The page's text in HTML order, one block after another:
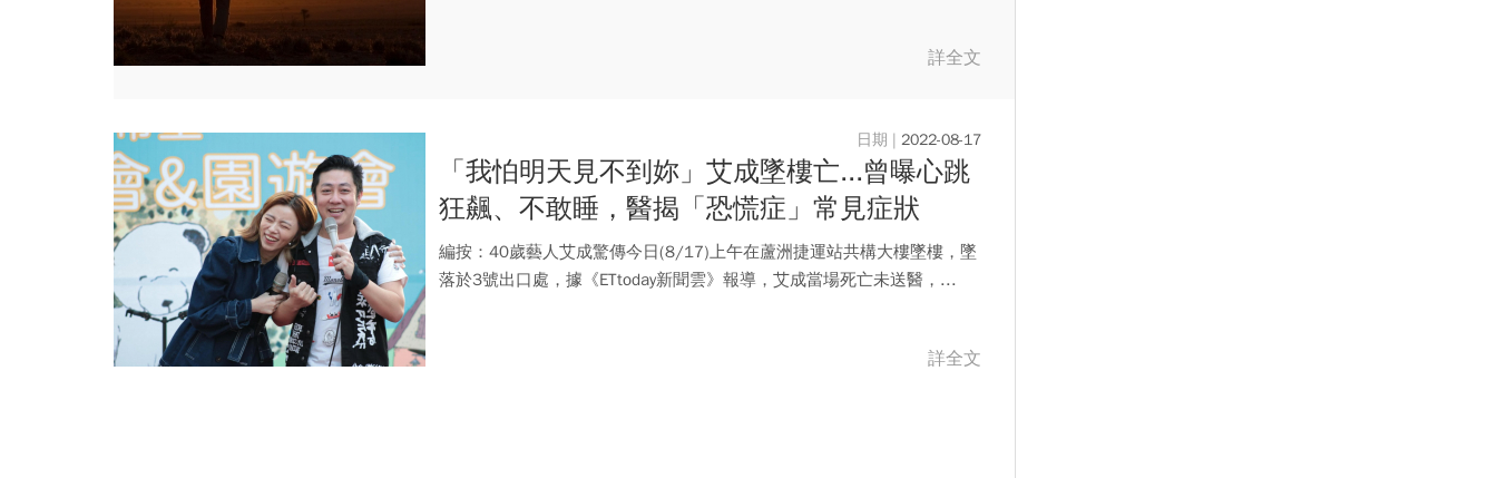
詳全文
2022-08-17
「我怕明天見不到妳」艾成墜樓亡...曾曝心跳
狂飆、不敢睡，醫揭「恐慌症」常見症狀
編按：40歲藝人艾成驚傳今日(8/17)上午在蘆洲捷運站共構大樓墜樓，墜
落於3號出口處，據《ETtoday新聞雲》報導，艾成當場死亡未送醫，...
詳全文